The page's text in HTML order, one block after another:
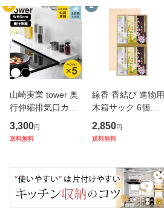
1
山崎実業 tower 奥
行伸縮排気口カバ
ー タワー 60cmコ
ンロ用 （ 4903208
ー 伸縮式 幅60cm
コンロ用 フラ
3,300円
送料無料
2
線香 香結び 進物用
木箱サック 6個入
り ギフト （ お線
香 微煙 仏壇 お墓
プレゼント 贈り物
）
2,850円
送料無料